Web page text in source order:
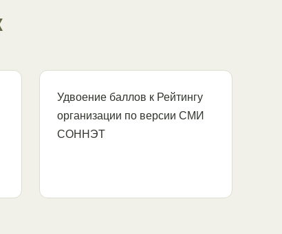
Удвоение баллов к Рейтингу
организации по версии СМИ
СОННЭТ